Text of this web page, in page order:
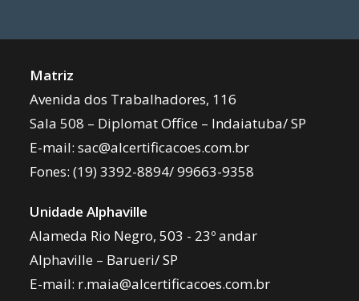
Matriz
Avenida dos Trabalhadores, 116
Sala 508 – Diplomat Office – Indaiatuba/ SP
E-mail:sac@alcertificacoes.com.br
Fones:(19) 3392-8894/99663-9358
Unidade Alphaville
Alameda Rio Negro, 503 - 23º andar
Alphaville – Barueri/ SP
E-mail: r.maia@alcertificacoes.com.br